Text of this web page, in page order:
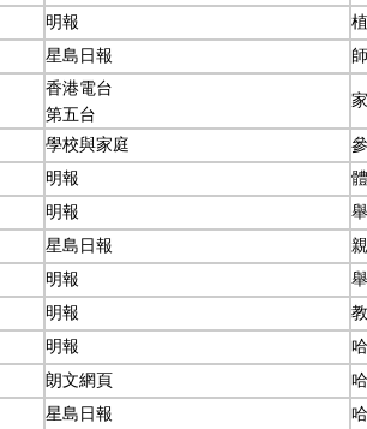
明報
星島日報
香港電台
第五台
學校與家庭
明報
明報
星島日報
明報
明報
明報
朗文網頁
星島日報